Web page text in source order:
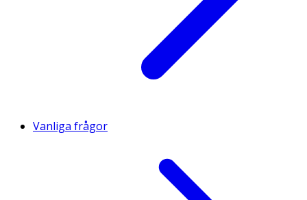
Vanliga frågor